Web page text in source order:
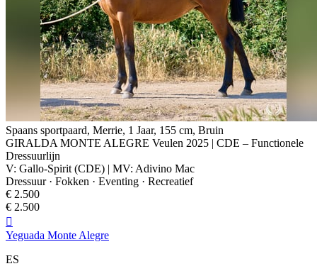
Spaans sportpaard, Merrie, 1 Jaar, 155 cm, Bruin
GIRALDA MONTE ALEGRE Veulen 2025 | CDE – Functionele
Dressuurlijn
V: Gallo-Spirit (CDE) | MV: Adivino Mac
Dressuur · Fokken · Eventing · Recreatief
€ 2.500
€ 2.500

Yeguada Monte Alegre
ES